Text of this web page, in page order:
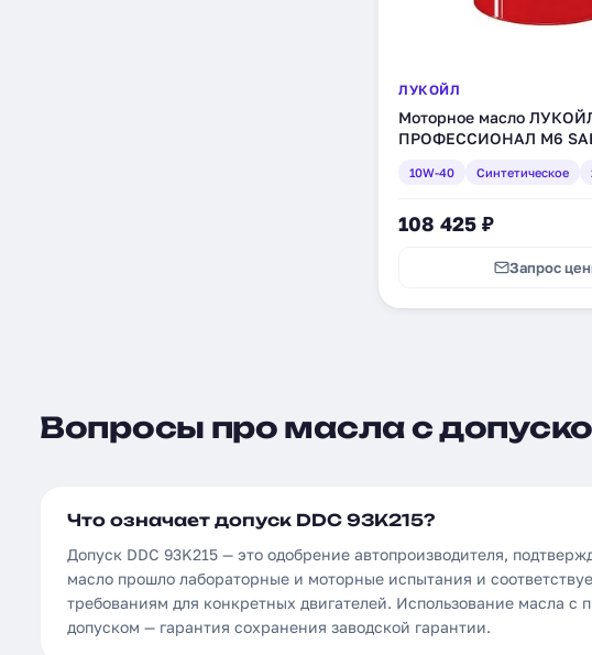
ЛУКОЙЛ
Моторное масло
ПРОФЕССИОНАЛ М6
10W-40 Синтетическое
108 425 ₽
Запрос
Вопросы про масла с
Что означает допуск DDC 93K215?
Допуск DDC 93K215 — это одобрение автопроизводителя,
масло прошло лабораторные и моторные испытания и
требованиям для конкретных двигателей. Использование масла с
допуском — гарантия сохранения заводской гарантии.